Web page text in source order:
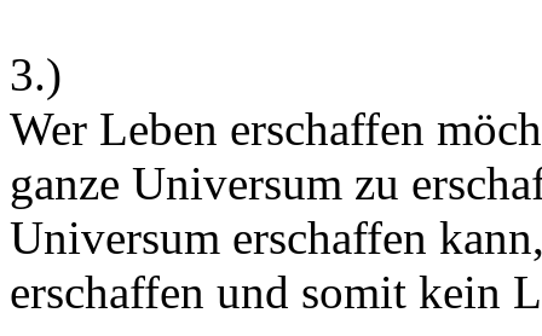
3.)
Wer Leben erschaffen
ganze Universum zu
Universum erschaffen
erschaffen und somit kein